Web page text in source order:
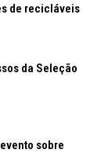
de recicláveis
da Seleção
sobre